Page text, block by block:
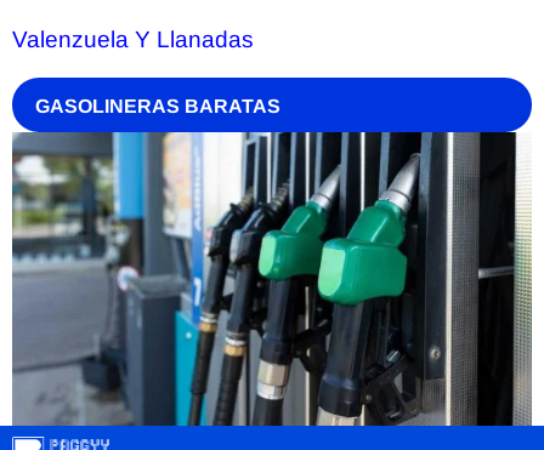
Valenzuela Y Llanadas
GASOLINERAS BARATAS